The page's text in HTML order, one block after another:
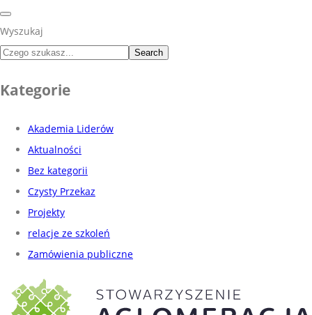
Wyszukaj
Search
Kategorie
Akademia Liderów
Aktualności
Bez kategorii
Czysty Przekaz
Projekty
relacje ze szkoleń
Zamówienia publiczne